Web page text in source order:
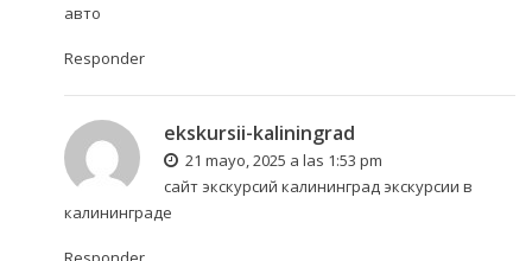
авто
Responder
ekskursii-kaliningrad
21 mayo, 2025 a las 1:53 pm
сайт экскурсий калининград экскурсии в
калининграде